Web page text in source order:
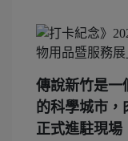
傳說新竹是一
的科學城市，
正式進駐現場